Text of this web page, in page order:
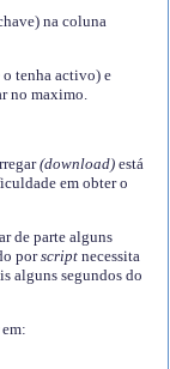
na coluna
tenha activo) e
no maximo.
(download)está
em obter o
de parte alguns
porscriptnecessita
alguns segundos do